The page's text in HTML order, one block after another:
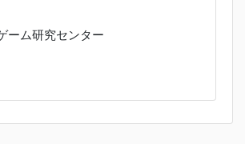
ーム研究センター